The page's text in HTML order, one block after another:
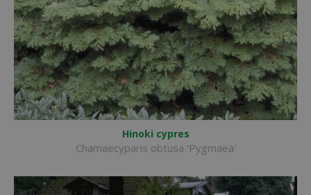
Hinoki cypres
Chamaecyparis obtusa 'Pygmaea'